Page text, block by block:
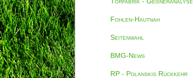
Fohlen-Hautnah
Seitenwahl
BMG-News
RP - Polanskis Rückkehr